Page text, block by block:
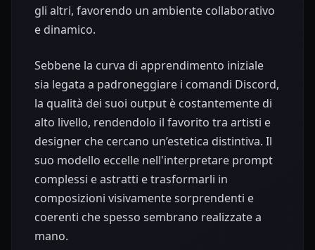
gli altri, favorendo un ambiente collaborativo
e dinamico.
Sebbene la curva di apprendimento iniziale
sia legata a padroneggiare i comandi Discord,
la qualità dei suoi output è costantemente di
alto livello, rendendolo il favorito tra artisti e
designer che cercano un’estetica distintiva. Il
suo modello eccelle nell'interpretare prompt
complessi e astratti e trasformarli in
composizioni visivamente sorprendenti e
coerenti che spesso sembrano realizzate a
mano.